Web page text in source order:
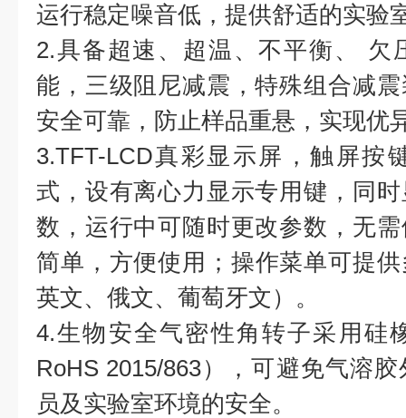
运行稳定噪音低，提供舒适的实验
2.具备超速、超温、不平衡、 欠
能，三级阻尼减震，特殊组合减
安全可靠，防止样品重悬，实现优
3.TFT-LCD真彩显示屏，触屏按
式，设有离心力显示专用键，同
数，运行中可随时更改参数，无
简单，方便使用；操作菜单可提
英文、俄文、葡萄牙文）。
4.生物安全气密性角转子采用硅
RoHS 2015/863），可避免气溶
员及实验室环境的安全。